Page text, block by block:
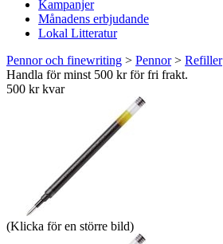
Kampanjer
Månadens erbjudande
Lokal Litteratur
Pennor och finewriting > Pennor> Refiller
Handla för minst 500 kr för fri frakt.
500 kr kvar
(Klicka för en större bild)